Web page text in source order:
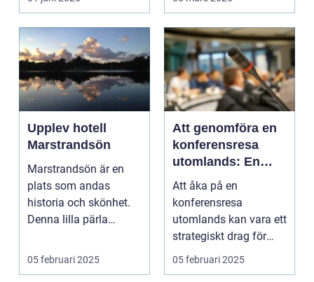
Upplev hotell
Marstrandsön
Marstrandsön är en
plats som andas
historia och skönhet.
Denna lilla pärla
05 februari 2025
Att genomföra en
konferensresa
utomlands: En
möjlighet för
tillväxt och
samarbete
Att åka på en
konferensresa
utomlands kan vara ett
strategiskt drag för
företa...
05 februari 2025